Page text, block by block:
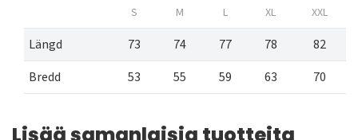
S M L XL XXL
Längd 73 74 77 78
82
Bredd
53 55 59 63 70